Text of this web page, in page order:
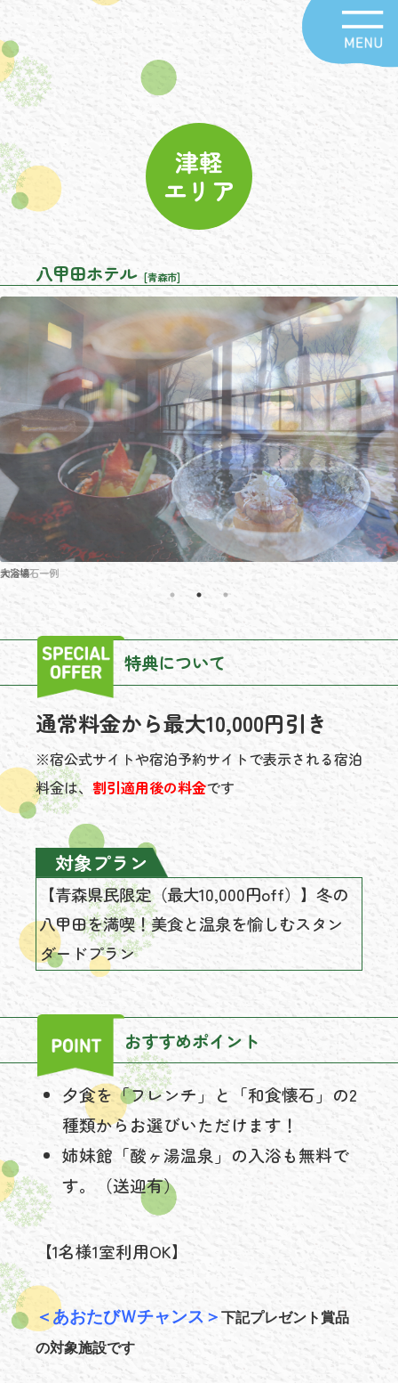
津軽
エリア
八甲田ホテル [青森市]
特典について
通常料金から最大10,000円引き
※宿公式サイトや宿泊予約サイトで表示される宿泊
料金は、 割引適用後の料金です
対象プラン
【青森県民限定（最大10,000円off）】冬の
八甲田を満喫！美食と温泉を愉しむスタン
ダードプラン
おすすめポイント
夕食を「フレンチ」と「和食懐石」の2
種類からお選びいただけます！
姉妹館「酸ヶ湯温泉」の入浴も無料で
す。（送迎有）
【1名様1室利用OK】
＜あおたびＷチャンス＞ 下記プレゼント賞品
の対象施設です
和食懐石一例